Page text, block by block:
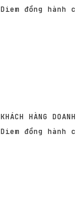
Diem đồng hành
KHÁCH HÀNG
Diem đồng hành